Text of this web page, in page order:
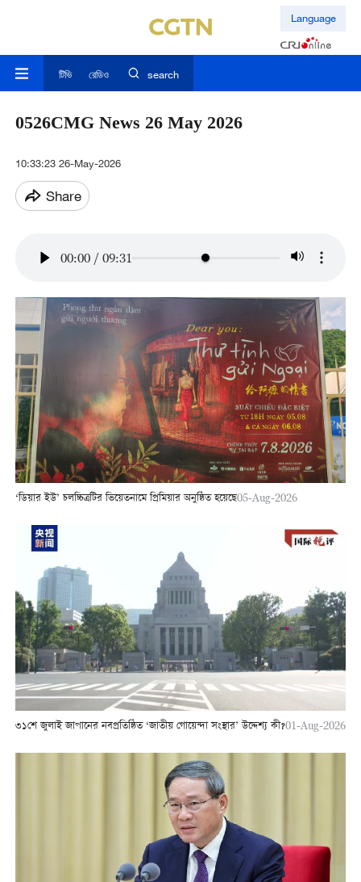
Language
টিভি রেডিও search
0526CMG News 26 May 2026
10:33:23 26-May-2026
Share
00:00 / 09:31
‘ডিয়ার ইউ’ চলচ্চিত্রটির ভিয়েতনামে প্রিমিয়ার অনুষ্ঠিত হয়েছে05-Aug-2026
৩১শে জুলাই জাপানের নবপ্রতিষ্ঠিত ‘জাতীয় গোয়েন্দা সংস্থার’ উদ্দেশ্য কী?01-Aug-2026